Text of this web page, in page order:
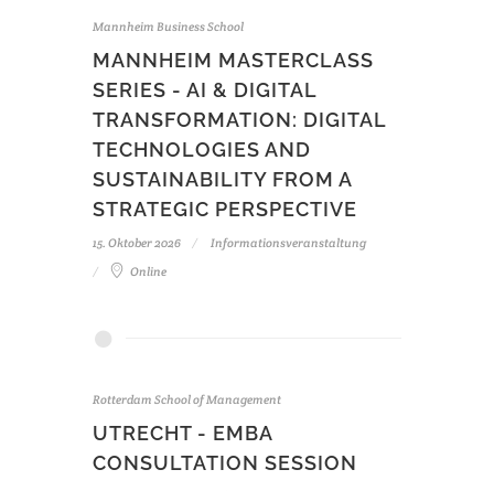
Mannheim Business School
MANNHEIM MASTERCLASS
SERIES - AI & DIGITAL
TRANSFORMATION: DIGITAL
TECHNOLOGIES AND
SUSTAINABILITY FROM A
STRATEGIC PERSPECTIVE
15. Oktober 2026
Informationsveranstaltung
Online
Rotterdam School of Management
UTRECHT - EMBA
CONSULTATION SESSION